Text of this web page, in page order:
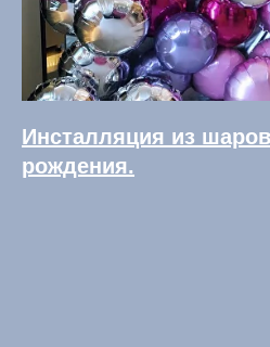
Инсталляция из
рождения.